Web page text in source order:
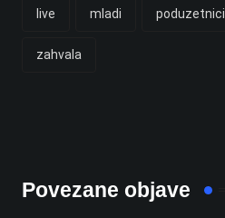
live mladi poduzetnici
zahvala
Povezane objave